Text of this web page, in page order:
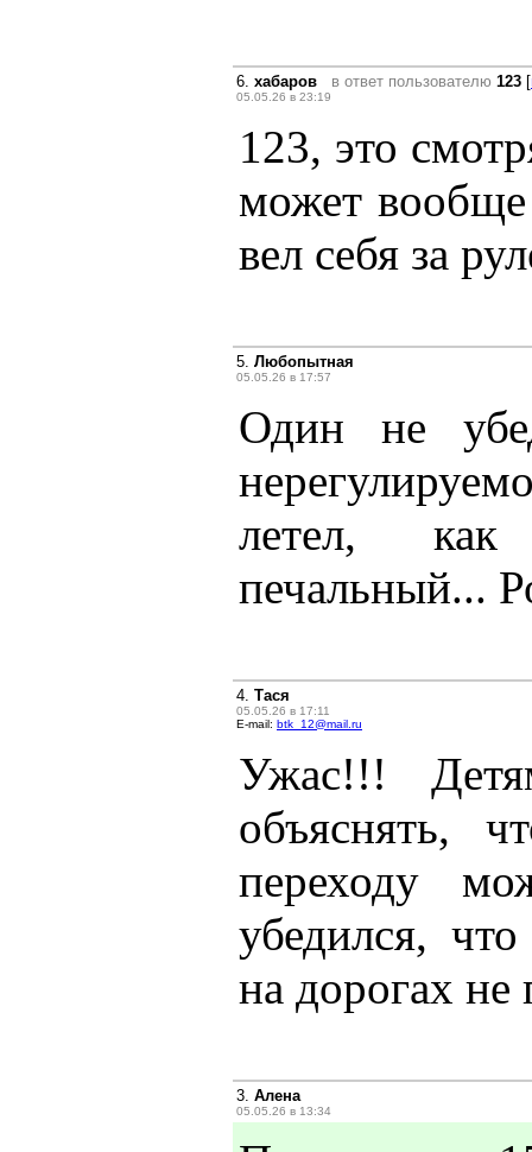
6. хабаров в ответ пользователю 123 [
05.05.26 в 23:19
123, это
может вообще
вел себя за
5. Любопытная
05.05.26 в 17:57
Один не
летел, как
печальный...
4. Тася
05.05.26 в 17:11
E-mail: btk_12@mail.ru
Ужас!!!
объяснять,
переходу
убедился,
на дорогах не
3. Алена
05.05.26 в 13:34